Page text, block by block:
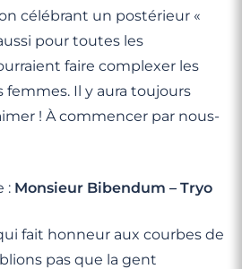
célébrant un postérieur «
pour toutes les
faire complexer les
Il y aura toujours
! À commencer par nous-
: Monsieur Bibendum – Tryo
fait honneur aux courbes de
pas que la gent